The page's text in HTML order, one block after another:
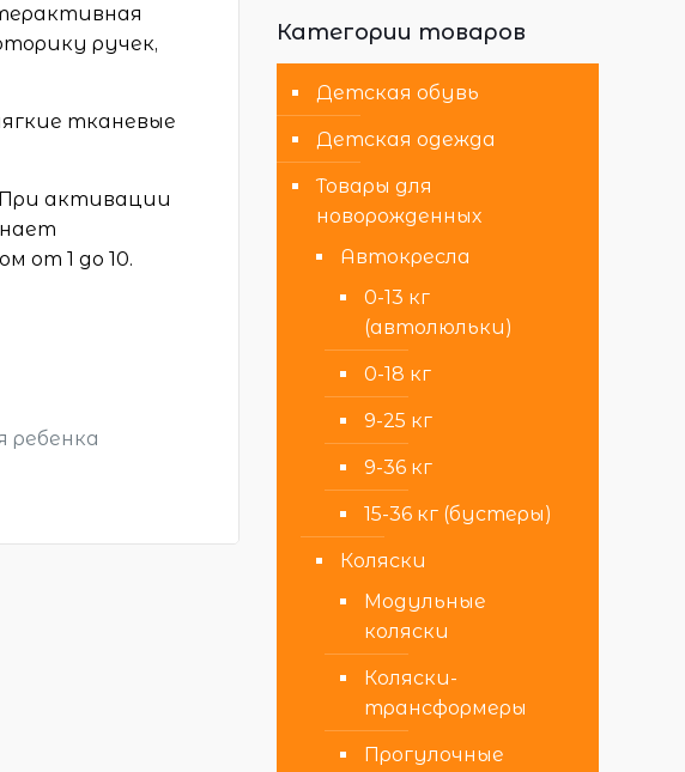
ручек,
тканевые
активации
от 1 до 10.
Категории товаров
Детская обувь
Детская одежда
Товары для
новорожденных
Автокресла
0-13 кг
(автолюльки)
0-18 кг
9-25 кг
9-36 кг
15-36 кг (бустеры)
Коляски
Модульные
коляски
Коляски-
трансформеры
Прогулочные